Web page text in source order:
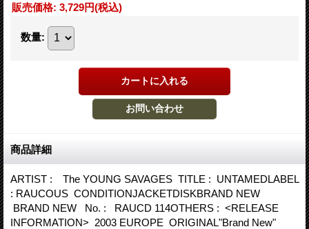
販売価格: 3,729円(税込)
数量:
商品詳細
ARTIST : The YOUNG SAVAGES TITLE : UNTAMEDLABEL
: RAUCOUS CONDITIONJACKETDISKBRAND NEW
BRAND NEW No. : RAUCD 114OTHERS : <RELEASE
INFORMATION> 2003 EUROPE ORIGINAL"Brand New"